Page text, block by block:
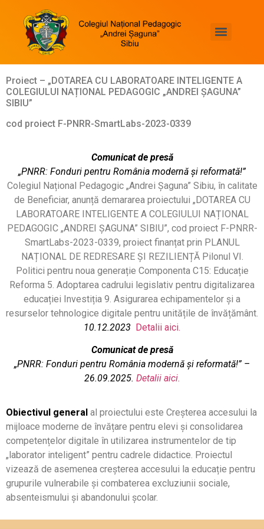
Proiect – „DOTAREA CU LABORATOARE INTELIGENTE A
COLEGIULUI NAȚIONAL PEDAGOGIC „ANDREI ȘAGUNA”
SIBIU”
cod proiect F-PNRR-SmartLabs-2023-0339
Comunicat de presă
„PNRR: Fonduri pentru România modernă și reformată!”
Colegiul Național Pedagogic „Andrei Șaguna” Sibiu, în calitate
de Beneficiar, anunță demararea proiectului „DOTAREA CU
LABORATOARE INTELIGENTE A COLEGIULUI NAȚIONAL
PEDAGOGIC „ANDREI ȘAGUNA” SIBIU”, cod proiect F-PNRR-
SmartLabs-2023-0339, proiect finanțat prin PLANUL
NAȚIONAL DE REDRESARE ȘI REZILIENȚĂ Pilonul VI.
Politici pentru noua generație Componenta C15: Educație
Reforma 5. Adoptarea cadrului legislativ pentru digitalizarea
educației Investiția 9. Asigurarea echipamentelor și a
resurselor tehnologice digitale pentru unitățile de învățământ.
10.12.2023 Detalii aici.
Comunicat de presă
„PNRR: Fonduri pentru România modernă și reformată!” –
26.09.2025. Detalii aici.
Obiectivul general al proiectului este Creșterea accesului la
mijloace moderne de învățare pentru elevi și consolidarea
competențelor digitale în utilizarea instrumentelor de tip
„laborator inteligent” pentru cadrele didactice. Proiectul
vizează de asemenea creșterea accesului la educație pentru
grupurile vulnerabile și combaterea excluziunii sociale,
absenteismului și abandonului școlar.